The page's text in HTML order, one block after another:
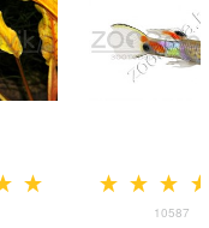
10587